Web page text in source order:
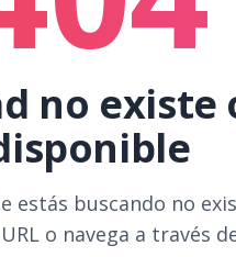
no existe
estás buscando no
o navega a través